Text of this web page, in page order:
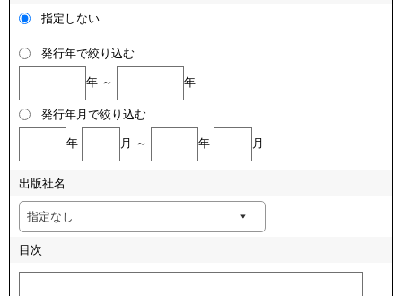
指定しない
発行年で絞り込む
年 ～ 年
発行年月で絞り込む
年 月 ～ 年 月
出版社名
目次